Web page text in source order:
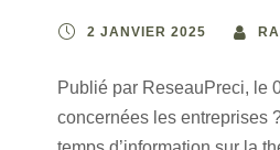
2 JANVIER 2025
Publié par ReseauPreci, le
concernées les entreprises